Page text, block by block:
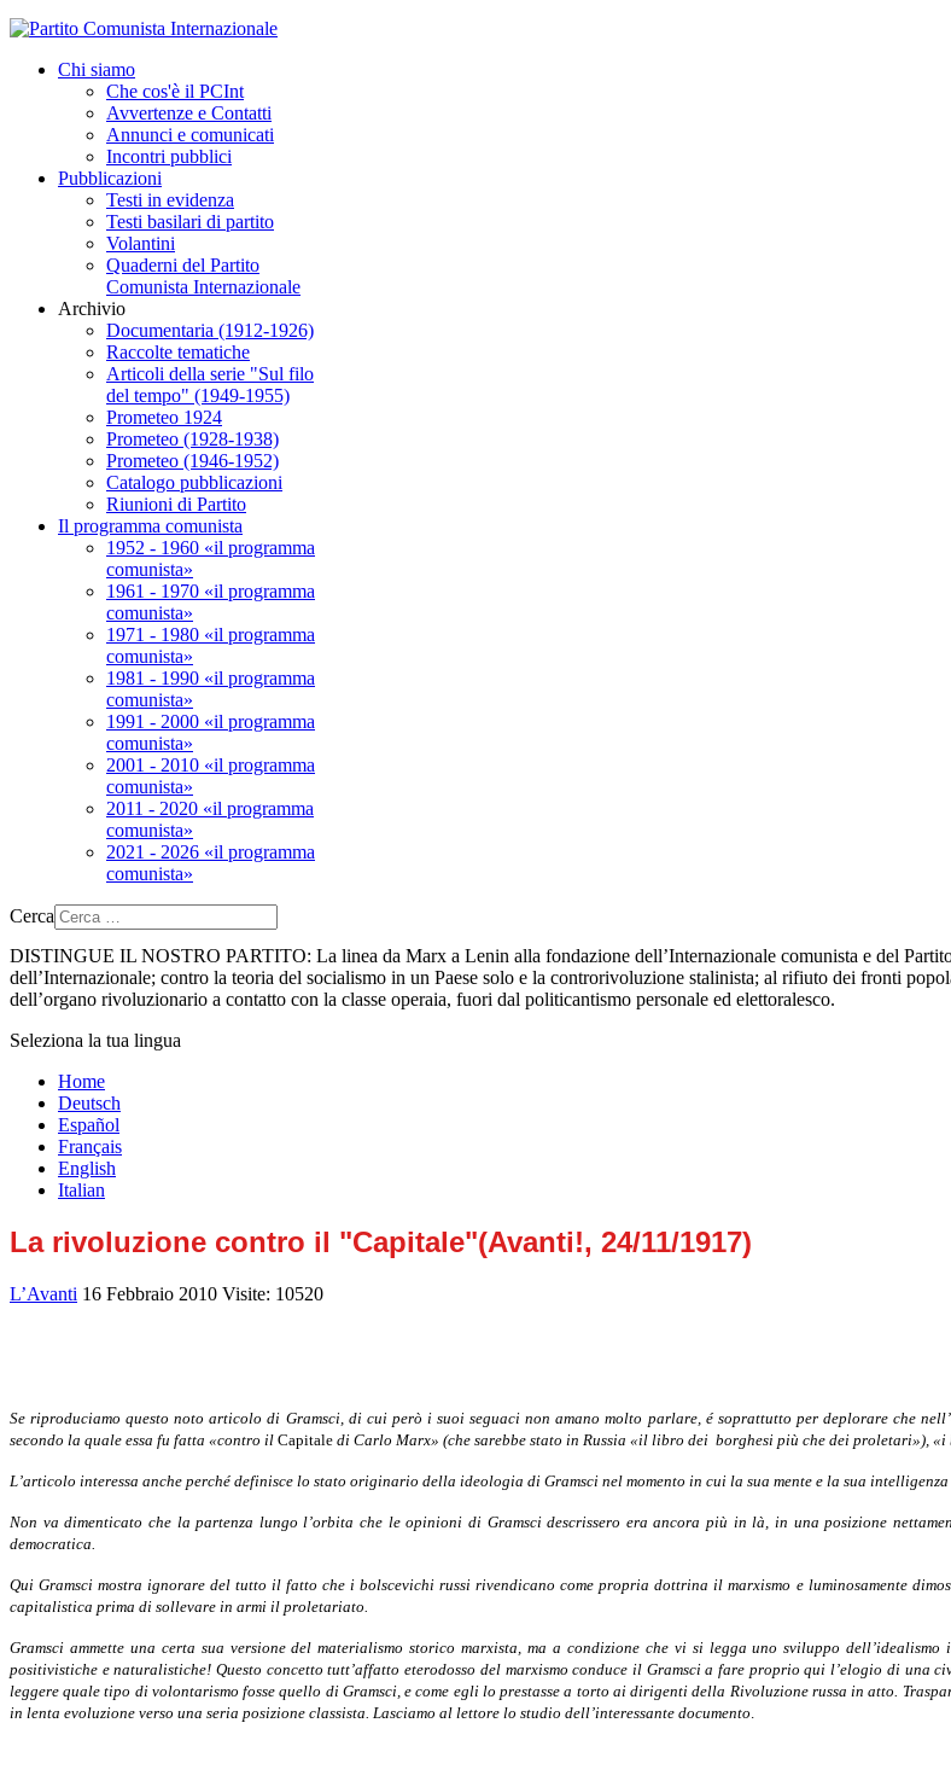
Chi siamo
Che cos'è il PCInt
Avvertenze e Contatti
Annunci e comunicati
Incontri pubblici
Pubblicazioni
Testi in evidenza
Testi basilari di partito
Volantini
Quaderni del Partito
Comunista Internazionale
Archivio
Documentaria (1912-1926)
Raccolte tematiche
Articoli della serie "Sul filo
del tempo" (1949-1955)
Prometeo 1924
Prometeo (1928-1938)
Prometeo (1946-1952)
Catalogo pubblicazioni
Riunioni di Partito
Il programma comunista
1952 - 1960 «il programma
comunista»
1961 - 1970 «il programma
comunista»
1971 - 1980 «il programma
comunista»
1981 - 1990 «il programma
comunista»
1991 - 2000 «il programma
comunista»
2001 - 2010 «il programma
comunista»
2011 - 2020 «il programma
comunista»
2021 - 2026 «il programma
comunista»
Cerca
DISTINGUE IL NOSTRO PARTITO: La linea da Marx a Lenin alla fondazione dell’Internazionale comunista e del
dell’Internazionale; contro la teoria del socialismo in un Paese solo e la controrivoluzione stalinista; al rifiuto dei fronti
dell’organo rivoluzionario a contatto con la classe operaia, fuori dal politicantismo personale ed elettoralesco.
Seleziona la tua lingua
Home
Deutsch
Español
Français
English
Italian
La rivoluzione contro il "Capitale"(Avanti!, 24/11/1917)
L’Avanti 16 Febbraio 2010 Visite: 10520
Se riproduciamo questo noto articolo di Gramsci, di cui però i suoi se­guaci non amano molto parlare, é soprattutto per deplorare che
secondo la quale essa fu fatta «contro il Capitale di Carlo Marx» (che sarebbe stato in Russia «il libro dei borghesi più che dei prole­tari»),
L’articolo interessa anche perché definisce lo stato originario della ideo­logia di Gramsci nel momento in cui la sua mente e la sua
Non va dimenticato che la partenza lungo l’orbita che le opinioni di Gramsci descrissero era ancora più in là, in una posizione
democratica.
Qui Gramsci mostra ignorare del tutto il fatto che i bolscevichi russi rivendicano come propria dottrina il marxismo e luminosamente
capitalistica prima di sollevare in armi il proletariato.
Gramsci ammette una certa sua versione del materialismo storico mar­xista, ma a condizione che vi si legga uno sviluppo
positivistiche e naturalistiche! Questo concetto tutt’affatto etero­dosso del marxismo conduce il Gramsci a fare proprio qui l’elogio di una
leggere quale tipo di volontarismo fosse quello di Gramsci, e come egli lo prestasse a torto ai dirigenti della Rivoluzione russa in atto.
in lenta evoluzione verso una seria posizione classista. Lasciamo al lettore lo studio dell’interessante documento.